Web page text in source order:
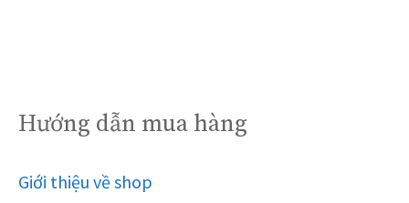
Hướng dẫn mua hàng
Giới thiệu về shop